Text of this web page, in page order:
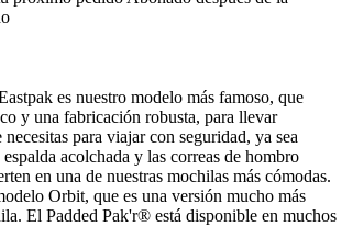
es nuestro modelo más famoso, que
y una fabricación robusta, para llevar
para viajar con seguridad, ya sea
acolchada y las correas de hombro
en una de nuestras mochilas más cómodas.
Orbit, que es una versión mucho más
El Padded Pak'r® está disponible en muchos